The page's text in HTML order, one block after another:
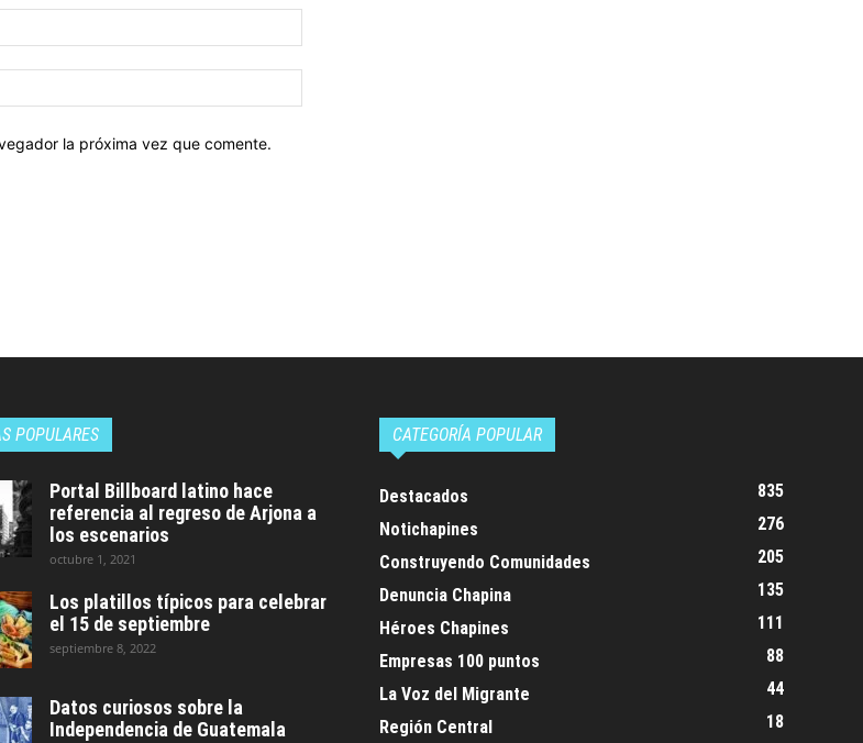
la próxima vez que comente.
POPULARES
Portal Billboard latino hace
referencia al regreso de Arjona a
los escenarios
octubre 1, 2021
Los platillos típicos para celebrar
el 15 de septiembre
septiembre 8, 2022
Datos curiosos sobre la
Independencia de Guatemala
CATEGORÍA POPULAR
Destacados
835
Notichapines
276
Construyendo Comunidades
205
Denuncia Chapina
135
Héroes Chapines
111
Empresas 100 puntos
88
La Voz del Migrante
44
Región Central
18